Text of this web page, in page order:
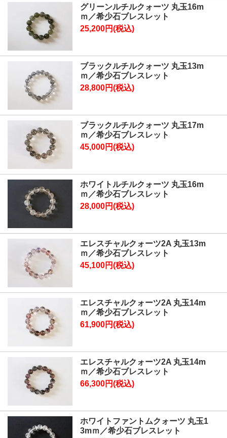
グリーンルチルクォーツ 丸玉16m
ｍ／希少石ブレスレット
25,200円(税込)
ブラックルチルクォーツ 丸玉13m
ｍ／希少石ブレスレット
28,800円(税込)
ブラックルチルクォーツ 丸玉17m
ｍ／希少石ブレスレット
45,000円(税込)
ホワイトルチルクォーツ 丸玉16m
ｍ／希少石ブレスレット
28,000円(税込)
エレスチャルクォーツ2A 丸玉13m
ｍ／希少石ブレスレット
45,100円(税込)
エレスチャルクォーツ2A 丸玉14m
ｍ／希少石ブレスレット
61,900円(税込)
エレスチャルクォーツ2A 丸玉14m
ｍ／希少石ブレスレット
66,300円(税込)
ホワイトファントムクォーツ 丸玉1
3mｍ／希少石ブレスレット